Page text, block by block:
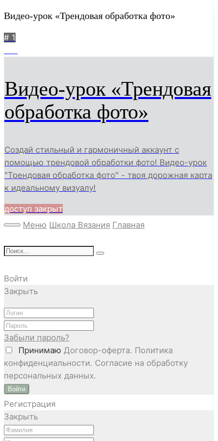
Видео-урок «Трендовая обработка фото»
# 1
Видео-урок «Трендовая
обработка фото»
Создай стильный и гармоничный аккаунт с
помощью трендовой обработки фото! Видео-урок
"Трендовая обработка фото" - твоя дорожная карта
к идеальному визуалу!
доступ закрыт
Меню Школа Вязания Главная
Войти
Закрыть
Забыли пароль?
Принимаю Договор-оферта. Политика
конфиденциальности. Согласие на обработку
персональных данных.
Войти
Регистрация
Закрыть